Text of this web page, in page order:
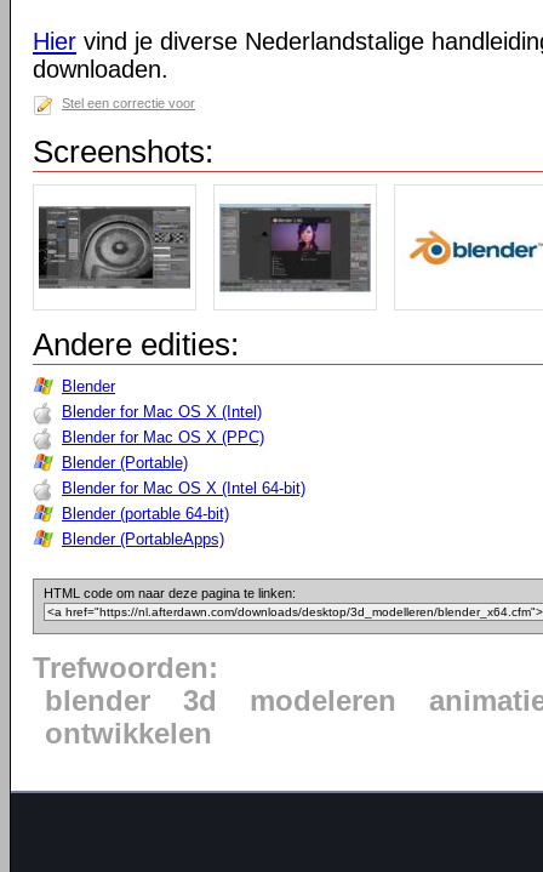
Hier vind je diverse Nederlandstalige
downloaden.
Stel een correctie voor
Screenshots:
Andere edities:
Blender
Blender for Mac OS X (Intel)
Blender for Mac OS X (PPC)
Blender (Portable)
Blender for Mac OS X (Intel 64-bit)
Blender (portable 64-bit)
Blender (PortableApps)
HTML code om naar deze pagina te linken:
Trefwoorden:
blender
3d modeleren
ontwikkelen